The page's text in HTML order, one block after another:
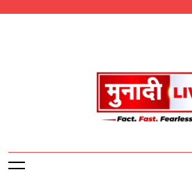
Munadi Live –